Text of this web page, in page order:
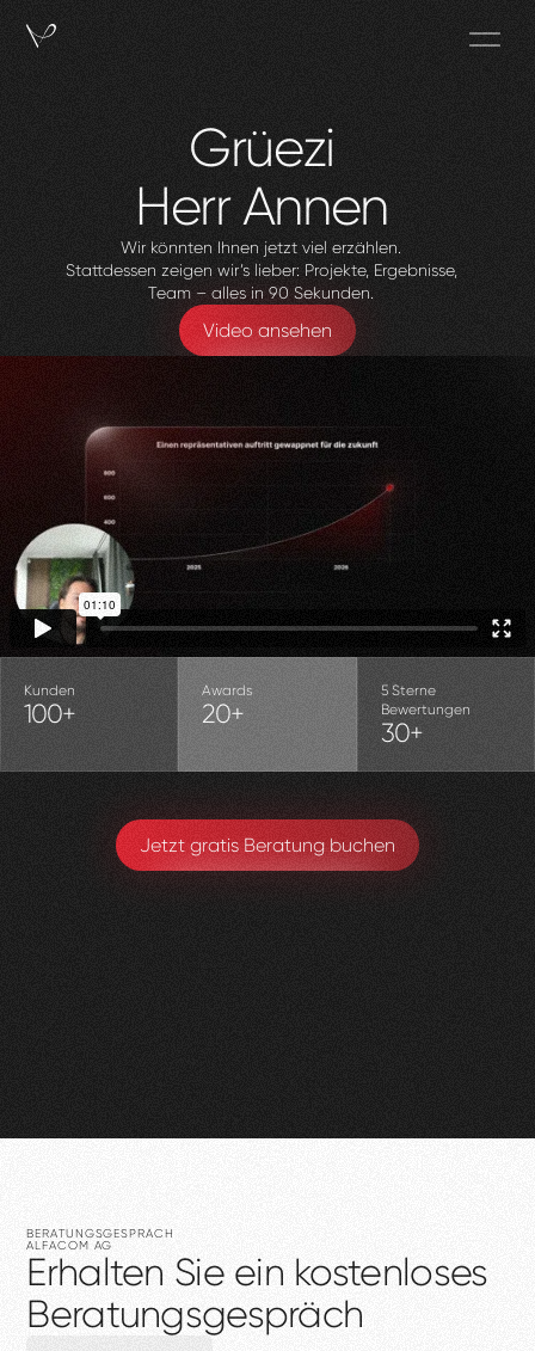
Grüezi
HerrAnnen
Wir könnten Ihnen jetzt viel erzählen.
Stattdessen zeigen wir’s lieber: Projekte, Ergebnisse,
Team – alles in 90 Sekunden.
Video ansehen
Kunden
100+
Awards
20+
5 Sterne
Bewertungen
30+
Jetzt gratis Beratung buchen
BERATUNGSGESPRÄCH
ALFACOM AG
Erhalten Sie ein kostenloses
Beratungsgespräch